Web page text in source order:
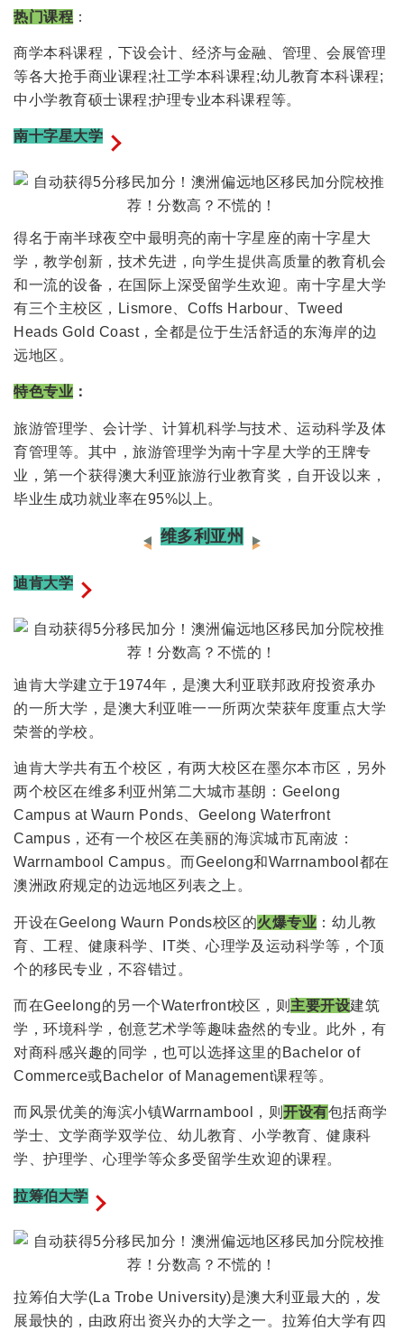
定
居
城
谓
煞
费
苦
心。
洲
移
民
分
槛
提
至
65
分，
那
如
择？
大
兄
帮
你
一
看
热门课程 ：
商学本科课程，下设会计、经济与金融、管理、会展管理
等各大抢手商业课程;社工学本科课程;幼儿教育本科课程;
中小学教育硕士课程;护理专业本科课程等。
南十字星大学
得名于南半球夜空中最明亮的南十字星座的南十字星大
学，教学创新，技术先进，向学生提供高质量的教育机会
和一流的设备，在国际上深受留学生欢迎。南十字星大学
有三个主校区，Lismore、Coffs Harbour、Tweed
Heads Gold Coast，全都是位于生活舒适的东海岸的边
远地区。
特色专业 ：
旅游管理学、会计学、计算机科学与技术、运动科学及体
育管理等。其中，旅游管理学为南十字星大学的王牌专
业，第一个获得澳大利亚旅游行业教育奖，自开设以来，
毕业生成功就业率在95%以上。
维多利亚州
迪肯大学
迪肯大学建立于1974年，是澳大利亚联邦政府投资承办
的一所大学，是澳大利亚唯一一所两次荣获年度重点大学
荣誉的学校。
迪肯大学共有五个校区，有两大校区在墨尔本市区，另外
两个校区在维多利亚州第二大城市基朗：Geelong
Campus at Waurn Ponds、Geelong Waterfront
Campus，还有一个校区在美丽的海滨城市瓦南波：
Warrnambool Campus。而Geelong和Warrnambool都在
澳洲政府规定的边远地区列表之上。
开设在Geelong Waurn Ponds校区的火爆专业 ：幼儿教
育、工程、健康科学、IT类、心理学及运动科学等，个顶
个的移民专业，不容错过。
而在Geelong的另一个Waterfront校区，则 主要开设建筑
学，环境科学，创意艺术学等趣味盎然的专业。此外，有
对商科感兴趣的同学，也可以选择这里的Bachelor of
Commerce或Bachelor of Management课程等。
而风景优美的海滨小镇Warrnambool，则开设有包括商学
学士、文学商学双学位、幼儿教育、小学教育、健康科
学、护理学、心理学等众多受留学生欢迎的课程。
拉筹伯大学
拉筹伯大学(La Trobe University)是澳大利亚最大的，发
展最快的，由政府出资兴办的大学之一。拉筹伯大学有四